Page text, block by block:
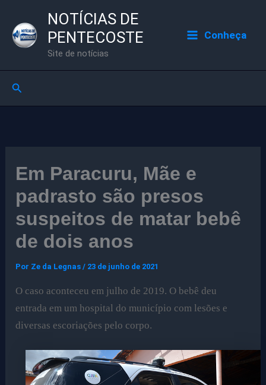
para
NOTÍCIAS DE
PENTECOSTE
Site de notícias
Conheça
Pesquisar
Em Paracuru, Mãe e
padrasto são presos
suspeitos de matar bebê
de dois anos
Por Ze da Legnas/ 23 de junho de 2021
O caso aconteceu em julho de 2019. O bebê deu
entrada em um hospital do município com lesões e
diversas escoriações pelo corpo.